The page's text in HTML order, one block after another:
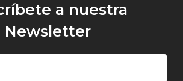
a nuestra
Newsletter